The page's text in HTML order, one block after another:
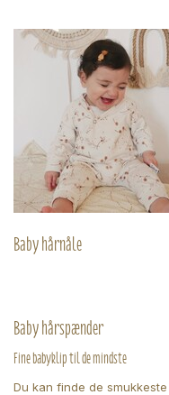
Baby hårnåle
Baby hårspænder
Fine babyklip til de mindste
Du kan finde de